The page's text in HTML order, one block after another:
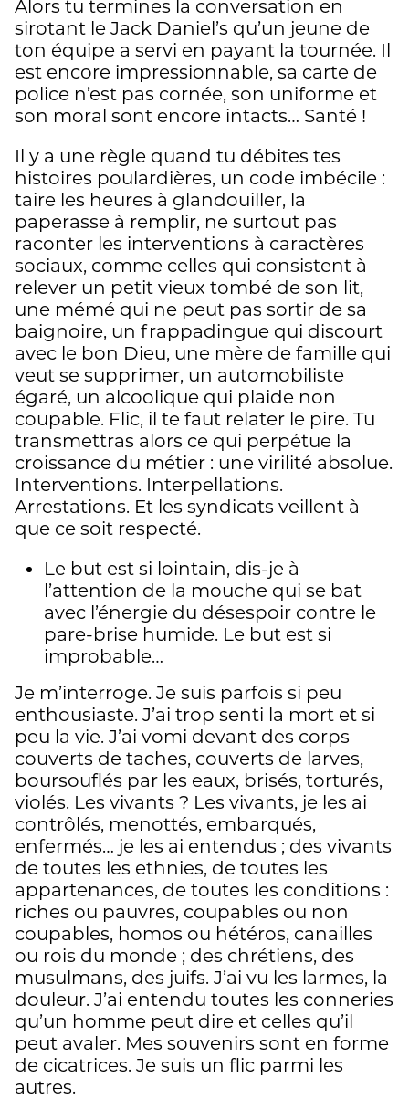
Alors tu termines la conversation en
sirotant le Jack Daniel’s qu’un jeune de
ton équipe a servi en payant la tournée. Il
est encore impressionnable, sa carte de
police n’est pas cornée, son uniforme et
son moral sont encore intacts… Santé !
Il y a une règle quand tu débites tes
histoires poulardières, un code imbécile :
taire les heures à glandouiller, la
paperasse à remplir, ne surtout pas
raconter les interventions à caractères
sociaux, comme celles qui consistent à
relever un petit vieux tombé de son lit,
une mémé qui ne peut pas sortir de sa
baignoire, un frappadingue qui discourt
avec le bon Dieu, une mère de famille qui
veut se supprimer, un automobiliste
égaré, un alcoolique qui plaide non
coupable. Flic, il te faut relater le pire. Tu
transmettras alors ce qui perpétue la
croissance du métier : une virilité absolue.
Interventions. Interpellations.
Arrestations. Et les syndicats veillent à
que ce soit respecté.
Le but est si lointain, dis-je à
l’attention de la mouche qui se bat
avec l’énergie du désespoir contre le
pare-brise humide. Le but est si
improbable…
Je m’interroge. Je suis parfois si peu
enthousiaste. J’ai trop senti la mort et si
peu la vie. J’ai vomi devant des corps
couverts de taches, couverts de larves,
boursouflés par les eaux, brisés, torturés,
violés. Les vivants ? Les vivants, je les ai
contrôlés, menottés, embarqués,
enfermés… je les ai entendus ; des vivants
de toutes les ethnies, de toutes les
appartenances, de toutes les conditions :
riches ou pauvres, coupables ou non
coupables, homos ou hétéros, canailles
ou rois du monde ; des chrétiens, des
musulmans, des juifs. J’ai vu les larmes, la
douleur. J’ai entendu toutes les conneries
qu’un homme peut dire et celles qu’il
peut avaler. Mes souvenirs sont en forme
de cicatrices. Je suis un flic parmi les
autres.